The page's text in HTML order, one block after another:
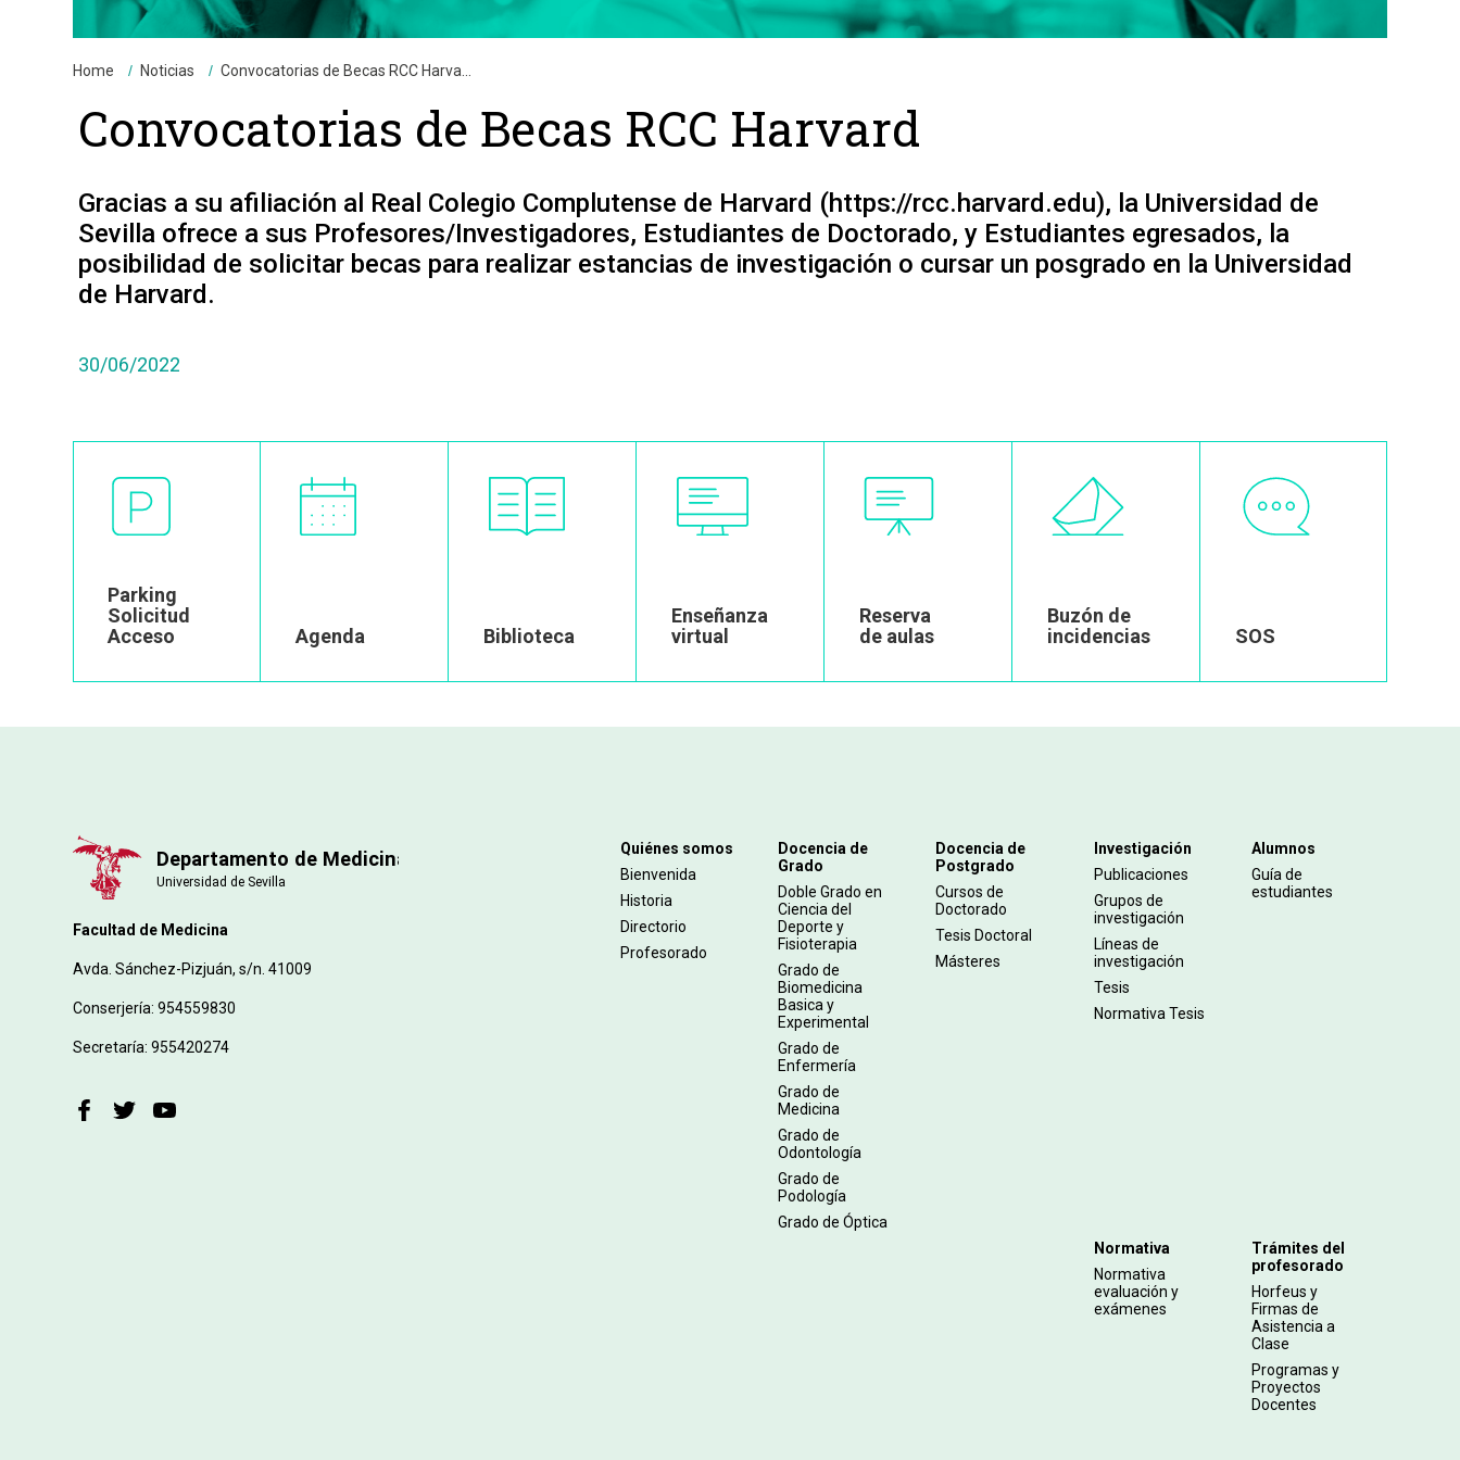
Breadcrumbs
You
here:
Home Noticias Convocatorias de Becas RCC Harva...
Convocatorias de Becas RCC Harvard
Gracias a su afiliación al Real Colegio Complutense de Harvard (https://rcc.harvard.edu), la Universidad de
Sevilla ofrece a sus Profesores/Investigadores, Estudiantes de Doctorado, y Estudiantes egresados, la
posibilidad de solicitar becas para realizar estancias de investigación o cursar un posgrado en la Universidad
de Harvard.
30/06/2022
Image
Parking
Solicitud
Acceso
Image
Agenda
Image
Biblioteca
Image
Enseñanza
virtual
Image
Reserva
de aulas
Image
Buzón de
incidencias
Image
SOS
Facultad de Medicina
Avda. Sánchez-Pizjuán, s/n. 41009
Conserjería: 954559830
Secretaría: 955420274
Navegación
principal
Quiénes somos
Bienvenida
Historia
Directorio
Profesorado
Docencia de
Grado
Doble Grado en
Ciencia del
Deporte y
Fisioterapia
Grado de
Biomedicina
Basica y
Experimental
Grado de
Enfermería
Grado de
Medicina
Grado de
Odontología
Grado de
Podología
Grado de Óptica
Docencia de
Postgrado
Cursos de
Doctorado
Tesis Doctoral
Másteres
Investigación
Publicaciones
Grupos de
investigación
Líneas de
investigación
Tesis
Normativa Tesis
Alumnos
Guía de
estudiantes
Normativa
Normativa
evaluación y
exámenes
Trámites del
profesorado
Horfeus y
Firmas de
Asistencia a
Clase
Programas y
Proyectos
Docentes